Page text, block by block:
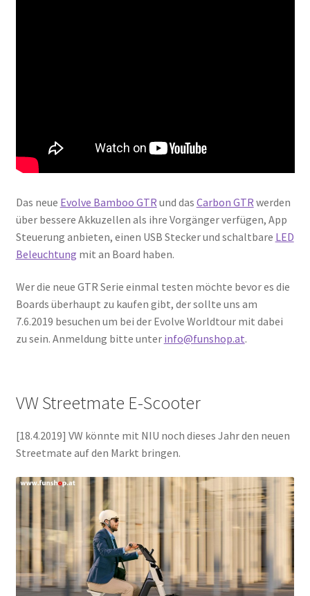
Das neue Evolve Bamboo GTR und das Carbon GTR werden
über bessere Akkuzellen als ihre Vorgänger verfügen, App
Steuerung anbieten, einen USB Stecker und schaltbare LED
Beleuchtung mit an Board haben.
Wer die neue GTR Serie einmal testen möchte bevor es die
Boards überhaupt zu kaufen gibt, der sollte uns am
7.6.2019 besuchen um bei der Evolve Worldtour mit dabei
zu sein. Anmeldung bitte unter info@funshop.at.
VW Streetmate E-Scooter
[18.4.2019] VW könnte mit NIU noch dieses Jahr den neuen
Streetmate auf den Markt bringen.